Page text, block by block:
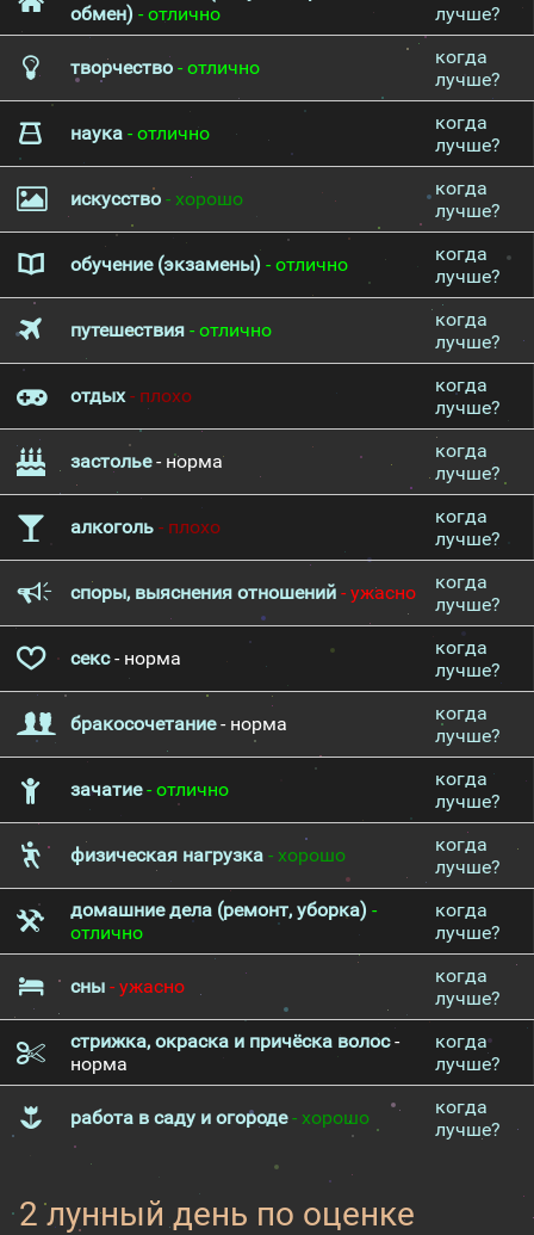
обмен) - отлично
лучше?
творчество - отлично
когда
лучше?
наука - отлично
когда
лучше?
искусство - хорошо
когда
лучше?
обучение (экзамены) - отлично
когда
лучше?
путешествия - отлично
когда
лучше?
отдых- плохо
когда
лучше?
застолье- норма
когда
лучше?
алкоголь - плохо
когда
лучше?
споры, выяснения отношений - ужасно
когда
лучше?
секс- норма
когда
лучше?
бракосочетание- норма
когда
лучше?
зачатие- отлично
когда
лучше?
физическая нагрузка - хорошо
когда
лучше?
домашние дела (ремонт, уборка) -
отлично
когда
лучше?
сны - ужасно
когда
лучше?
стрижка, окраска и причёска волос-
норма
когда
лучше?
работа в саду и огороде- хорошо
когда
лучше?
2 лунный день по оценке